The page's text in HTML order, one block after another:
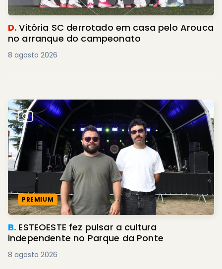
D.Vitória SC derrotado em casa pelo Arouca
no arranque do campeonato
8 agosto 2026
PREMIUM
B. ESTEOESTE fez pulsar a cultura
independente no Parque da Ponte
8 agosto 2026